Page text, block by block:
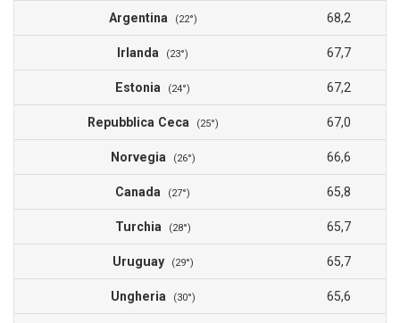
Argentina (22°) 68,2
Irlanda (23°) 67,7
Estonia (24°) 67,2
Repubblica Ceca (25°) 67,0
Norvegia (26°) 66,6
Canada (27°) 65,8
Turchia (28°) 65,7
Uruguay (29°) 65,7
Ungheria (30°) 65,6